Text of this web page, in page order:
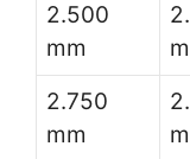
2.500
mm
2.750
mm